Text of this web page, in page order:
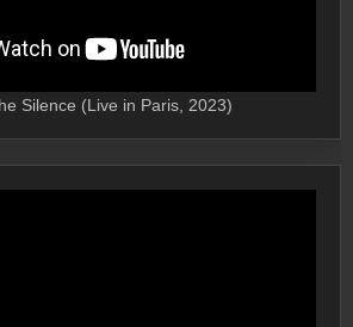
Silence (Live in Paris, 2023)